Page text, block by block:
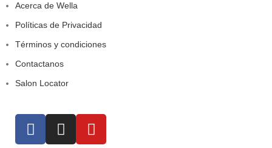
Acerca de Wella
Políticas de Privacidad
Términos y condiciones
Contactanos
Salon Locator